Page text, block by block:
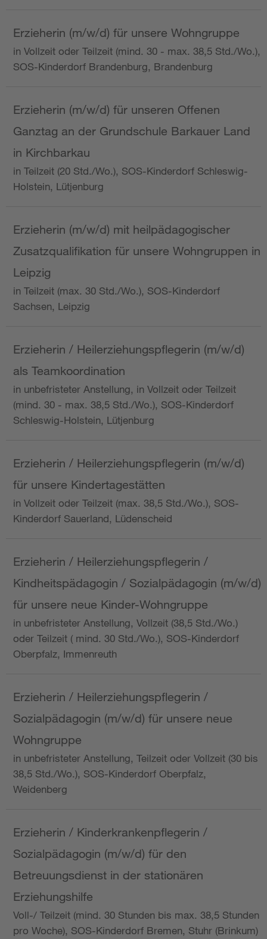
Erzieherin (m/w/d) für unsere Wohngruppe
in Vollzeit oder Teilzeit (mind. 30 - max. 38,5 Std./Wo.),
SOS-Kinderdorf Brandenburg, Brandenburg
Erzieherin (m/w/d) für unseren Offenen
Ganztag an der Grundschule Barkauer Land
in Kirchbarkau
in Teilzeit (20 Std./Wo.), SOS-Kinderdorf Schleswig-
Holstein, Lütjenburg
Erzieherin (m/w/d) mit heilpädagogischer
Zusatzqualifikation für unsere Wohngruppen in
Leipzig
in Teilzeit (max. 30 Std./Wo.), SOS-Kinderdorf
Sachsen, Leipzig
Erzieherin / Heilerziehungspflegerin (m/w/d)
als Teamkoordination
in unbefristeter Anstellung, in Vollzeit oder Teilzeit
(mind. 30 - max. 38,5 Std./Wo.), SOS-Kinderdorf
Schleswig-Holstein, Lütjenburg
Erzieherin / Heilerziehungspflegerin (m/w/d)
für unsere Kindertagestätten
in Vollzeit oder Teilzeit (max. 38,5 Std./Wo.), SOS-
Kinderdorf Sauerland, Lüdenscheid
Erzieherin / Heilerziehungspflegerin /
Kindheitspädagogin / Sozialpädagogin (m/w/d)
für unsere neue Kinder-Wohngruppe
in unbefristeter Anstellung, Vollzeit (38,5 Std./Wo.)
oder Teilzeit ( mind. 30 Std./Wo.), SOS-Kinderdorf
Oberpfalz, Immenreuth
Erzieherin / Heilerziehungspflegerin /
Sozialpädagogin (m/w/d) für unsere neue
Wohngruppe
in unbefristeter Anstellung, Teilzeit oder Vollzeit (30 bis
38,5 Std./Wo.), SOS-Kinderdorf Oberpfalz,
Weidenberg
Erzieherin / Kinderkrankenpflegerin /
Sozialpädagogin (m/w/d) für den
Betreuungsdienst in der stationären
Erziehungshilfe
Voll-/ Teilzeit (mind. 30 Stunden bis max. 38,5 Stunden
pro Woche), SOS-Kinderdorf Bremen, Stuhr (Brinkum)